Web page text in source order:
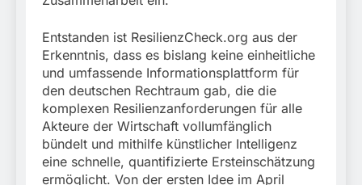
Entstanden ist ResilienzCheck.org aus der
Erkenntnis, dass es bislang keine einheitliche
und umfassende Informationsplattform für
den deutschen Rechtraum gab, die die
komplexen Resilienzanforderungen für alle
Akteure der Wirtschaft vollumfänglich
bündelt und mithilfe künstlicher Intelligenz
eine schnelle, quantifizierte Ersteinschätzung
ermöglicht. Von der ersten Idee im April